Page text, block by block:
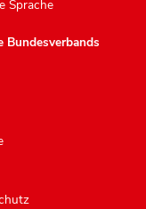
Sprache
Bundesverbands